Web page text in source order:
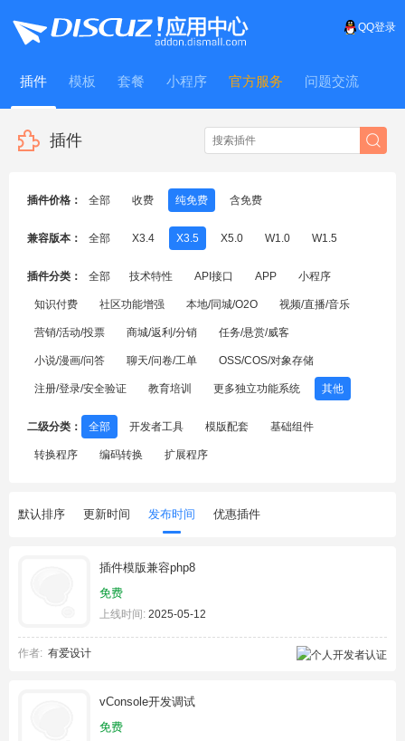
QQ登录
插件 模板 套餐 小程序 官方服务 问题交流
WitFrame
插件
插件价格： 全部 收费 纯免费 含免费
兼容版本： 全部 X3.4 X3.5 X5.0 W1.0 W1.5
插件分类： 全部 技术特性 API接口 APP 小程序
知识付费 社区功能增强 本地/同城/O2O 视频/直播/音乐
营销/活动/投票 商城/返利/分销 任务/悬赏/威客
小说/漫画/问答 聊天/问卷/工单 OSS/COS/对象存储
注册/登录/安全验证 教育培训 更多独立功能系统 其他
二级分类： 全部 开发者工具 模版配套 基础组件
转换程序 编码转换 扩展程序
默认排序 更新时间 发布时间 优惠插件
插件模版兼容php8
免费
上线时间: 2025-05-12
作者: 有爱设计
vConsole开发调试
免费